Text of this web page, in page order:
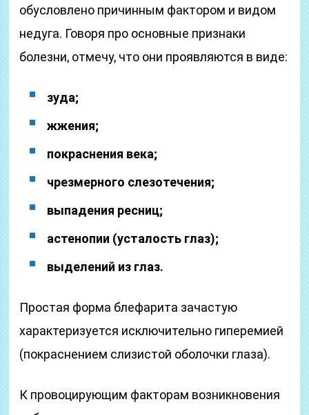
обусловлено причинным фактором и видом
недуга. Говоря про основные признаки
болезни, отмечу, что они проявляются в виде:
зуда;
жжения;
покраснения века;
чрезмерного слезотечения;
выпадения ресниц;
астенопии (усталость глаз);
выделений из глаз.
Простая форма блефарита зачастую
характеризуется исключительно гиперемией
(покраснением слизистой оболочки глаза).
К провоцирующим факторам возникновения